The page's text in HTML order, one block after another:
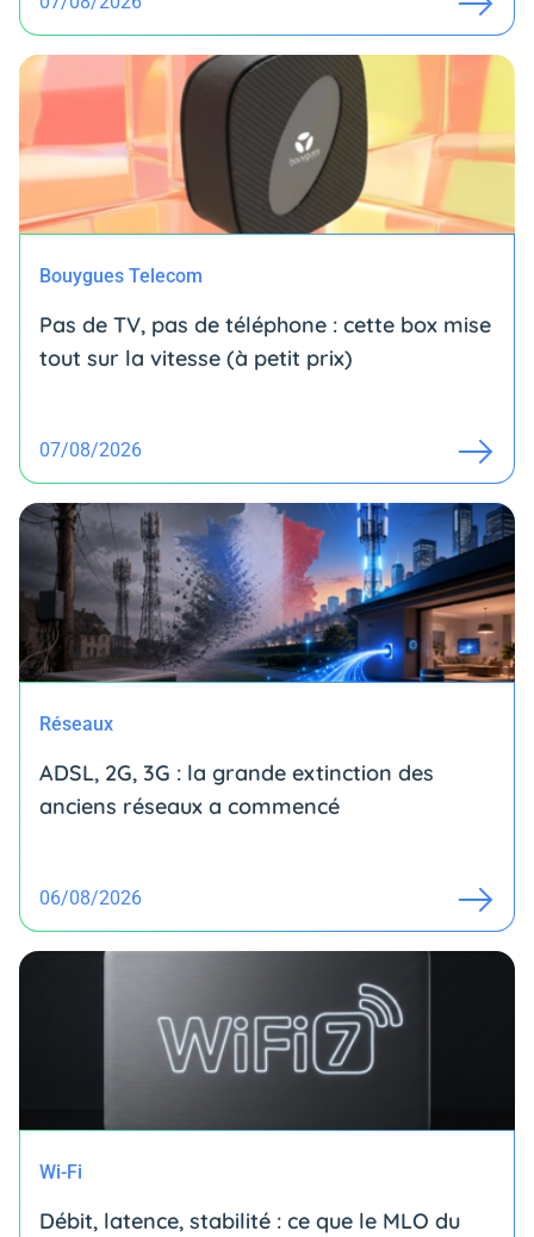
Bouygues Telecom
Pas de TV, pas de téléphone : cette box mise
tout sur la vitesse (à petit prix)
07/08/2026
Réseaux
ADSL, 2G, 3G : la grande extinction des
anciens réseaux a commencé
06/08/2026
Wi-Fi
Débit, latence, stabilité : ce que le MLO du